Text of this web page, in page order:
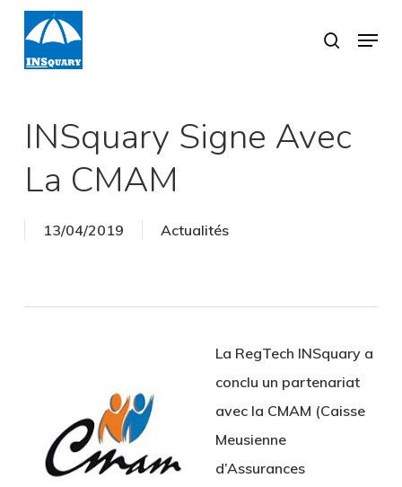
Skip
main
search
Menu
INSquary Signe Avec
La CMAM
13/04/2019 Actualités
La RegTech INSquary a
conclu un partenariat
avec la CMAM (Caisse
Meusienne
d’Assurances